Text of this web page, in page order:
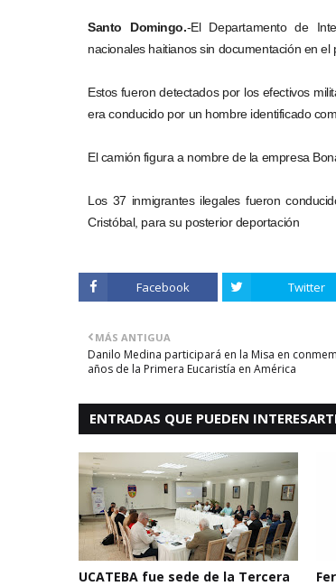
Santo Domingo.-El Departamento de
nacionales haitianos sin documentación en el
Estos fueron detectados por los efectivos
era conducido por un hombre identificado
El camión figura a nombre de la empresa
Los 37 inmigrantes ilegales fueron
Cristóbal, para su posterior deportación
Facebook Twitter
MÁS ANTIGUA
Danilo Medina participará en la Misa en
años de la Primera Eucaristía en América
ENTRADAS QUE PUEDEN
UCATEBA fue sede de la Tercera